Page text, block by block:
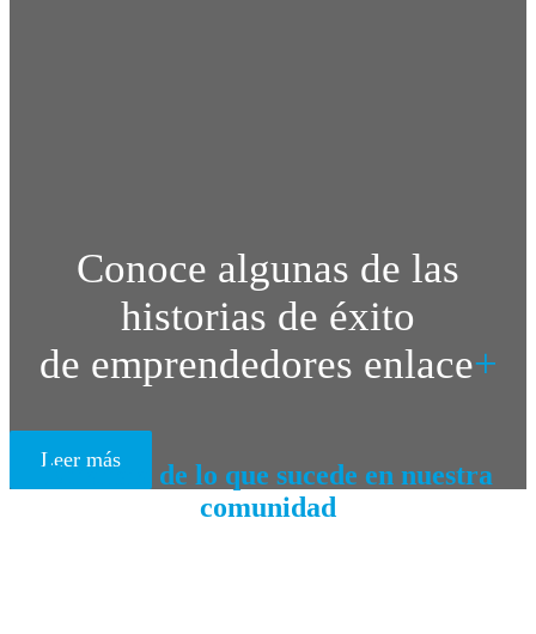
Conoce algunas de las
historias de éxito
de emprendedores enlace+
Leer más
Entérate de lo que sucede en nuestra
comunidad